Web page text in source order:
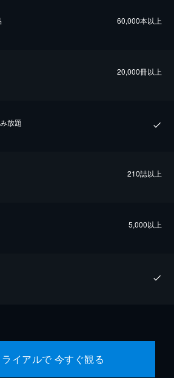
60,000本以上
20,000冊以上
放題
210誌以上
5,000以上
イアルで 今すぐ観る